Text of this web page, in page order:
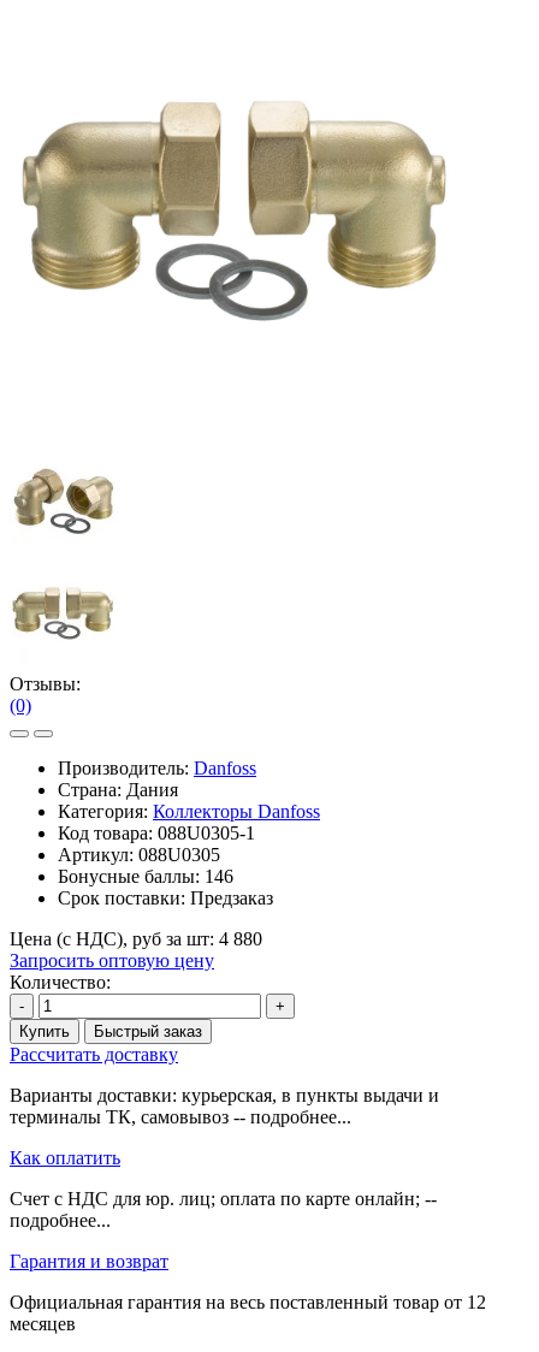
Отзывы:
(0)
Производитель: Danfoss
Страна: Дания
Категория: Коллекторы Danfoss
Код товара: 088U0305-1
Артикул: 088U0305
Бонусные баллы: 146
Срок поставки: Предзаказ
Цена (с НДС), руб за шт: 4 880
Запросить оптовую цену
Количество:
-
+
Купить
Быстрый заказ
Рассчитать доставку
Варианты доставки: курьерская, в пункты выдачи и
терминалы ТК, самовывоз -- подробнее...
Как оплатить
Счет с НДС для юр. лиц; оплата по карте онлайн; --
подробнее...
Гарантия и возврат
Официальная гарантия на весь поставленный товар от 12
месяцев